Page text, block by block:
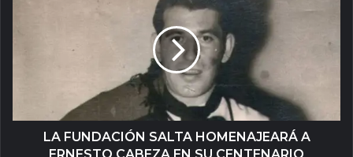
LA FUNDACIÓN SALTA HOMENAJEARÁ A